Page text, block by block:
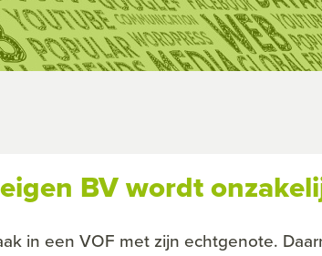
BV wordt
in een VOF met zijn echtgenote.